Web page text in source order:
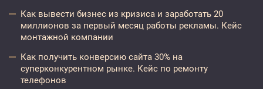
Как вывести бизнес из кризиса и заработать 20
миллионов за первый месяц работы рекламы. Кейс
монтажной компании
Как получить конверсию сайта 30% на
суперконкурентном рынке. Кейс по ремонту
телефонов